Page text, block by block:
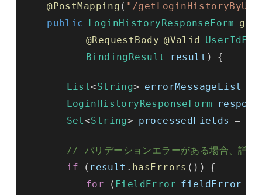
@PostMapping ( "/
public
LoginHistoryResponseForm
@RequestBody @Valid
BindingResult
result ) {
List<String> errorMessageList
LoginHistoryResponseForm
Set<String> processedFields =
// バリデーションエラーがある場合、詳細
if
( result . hasErrors ())
{
for
( FieldError fieldError